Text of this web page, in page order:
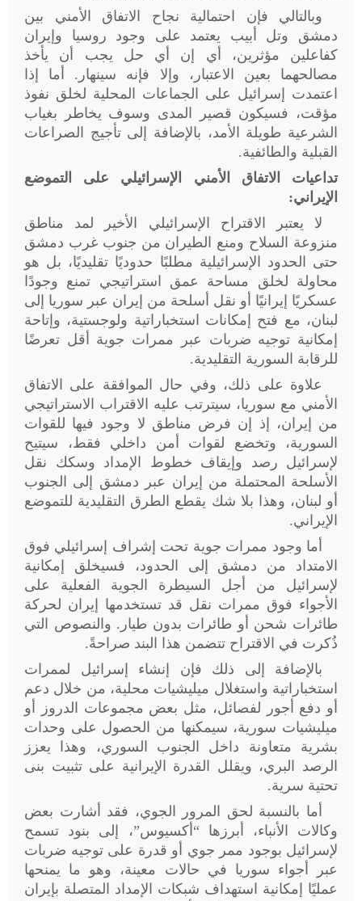
وبالتالي فإن احتمالية نجاح الاتفاق الأمني بين
دمشق وتل أبيب يعتمد على وجود روسيا وإيران
كفاعلين مؤثرين، أي إن أي حل يجب أن يأخذ
مصالحهما بعين الاعتبار، وإلا فإنه سينهار. أما إذا
اعتمدت إسرائيل على الجماعات المحلية لخلق نفوذ
مؤقت، فسيكون قصير المدى وسوف يخاطر بغياب
الشرعية طويلة الأمد، بالإضافة إلى تأجيج الصراعات
القبلية والطائفية.
تداعيات الاتفاق الأمني الإسرائيلي على التموضع
الإيراني:
لا يعتبر الاقتراح الإسرائيلي الأخير لمد مناطق
منزوعة السلاح ومنع الطيران من جنوب غرب دمشق
حتى الحدود الإسرائيلية مطلبًا حدوديًا تقليديًا، بل هو
محاولة لخلق مساحة عمق استراتيجي تمنع وجودًا
عسكريًا إيرانيًا أو نقل أسلحة من إيران عبر سوريا إلى
لبنان، مع فتح إمكانات استخباراتية ولوجستية، وإتاحة
إمكانية توجيه ضربات عبر ممرات جوية أقل تعرضًا
للرقابة السورية التقليدية.
علاوة على ذلك، وفي حال الموافقة على الاتفاق
الأمني مع سوريا، سيترتب عليه الاقتراب الاستراتيجي
من إيران، إذ إن فرض مناطق لا وجود فيها للقوات
السورية، وتخضع لقوات أمن داخلي فقط، سيتيح
لإسرائيل رصد وإيقاف خطوط الإمداد وسكك نقل
الأسلحة المحتملة من إيران عبر دمشق إلى الجنوب
أو لبنان، وهذا بلا شك يقطع الطرق التقليدية للتموضع
الإيراني.
أما وجود ممرات جوية تحت إشراف إسرائيلي فوق
الامتداد من دمشق إلى الحدود، فسيخلق إمكانية
لإسرائيل من أجل السيطرة الجوية الفعلية على
الأجواء فوق ممرات نقل قد تستخدمها إيران لحركة
طائرات شحن أو طائرات بدون طيار. والنصوص التي
ذُكرت في الاقتراح تتضمن هذا البند صراحةً.
بالإضافة إلى ذلك فإن إنشاء إسرائيل لممرات
استخباراتية واستغلال ميليشيات محلية، من خلال دعم
أو دفع أجور لفصائل، مثل بعض مجموعات الدروز أو
ميليشيات سورية، سيمكنها من الحصول على وحدات
بشرية متعاونة داخل الجنوب السوري، وهذا يعزز
الرصد البري، ويقلل القدرة الإيرانية على تثبيت بنى
تحتية سرية.
أما بالنسبة لحق المرور الجوي، فقد أشارت بعض
وكالات الأنباء، أبرزها “أكسيوس”، إلى بنود تسمح
لإسرائيل بوجود ممر جوي أو قدرة على توجيه ضربات
عبر أجواء سوريا في حالات معينة، وهو ما يمنحها
عمليًا إمكانية استهداف شبكات الإمداد المتصلة بإيران